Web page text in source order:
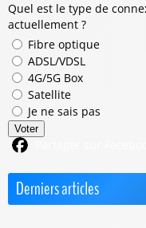
Quel est le type de
actuellement ?
Fibre optique
ADSL/VDSL
4G/5G Box
Satellite
Je ne sais pas
Voter
Derniers articles